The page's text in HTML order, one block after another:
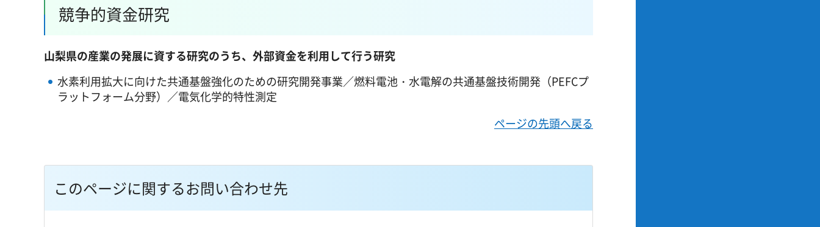
競争的資金研究
山梨県の産業の発展に資する研究のうち、外部資金を利用して行う研究
水素利用拡大に向けた共通基盤強化のための研究開発事業／燃料電池・水電解の共通基盤技術開発（PEFCプ
ラットフォーム分野）／電気化学的特性測定
ページの先頭へ戻る
このページに関するお問い合わせ先